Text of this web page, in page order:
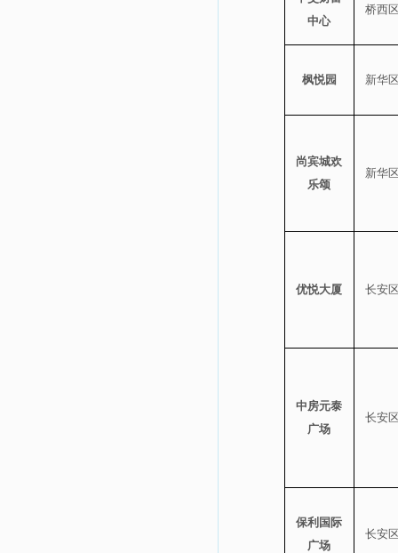
中心
桥西
枫悦园 新华
尚宾城欢
乐颂
新华
优悦大厦 长安
中房元泰
广场
长安
保利国际
广场
长安